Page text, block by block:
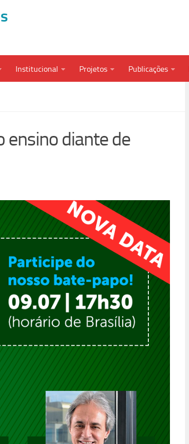
Institucional Projetos Publicações
ensino diante de